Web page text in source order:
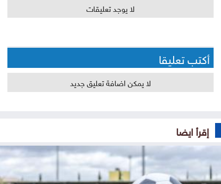
لا يوجد تعليقات
أكتب تعليقا
لا يمكن اضافة تعليق جديد
إقرأ ايضا